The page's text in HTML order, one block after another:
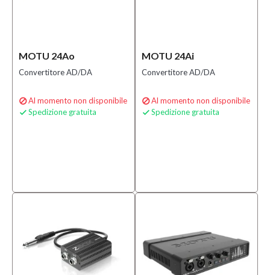
MOTU 24Ao
Convertitore AD/DA
Al momento non disponibile
 Spedizione gratuita
MOTU 24Ai
Convertitore AD/DA
Al momento non disponibile
 Spedizione gratuita